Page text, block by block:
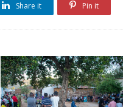
Share it Pin it